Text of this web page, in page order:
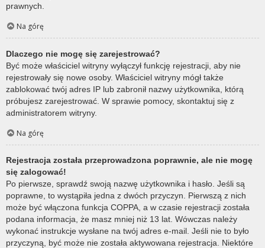
prawnych.
Na górę
Dlaczego nie mogę się zarejestrować?
Być może właściciel witryny wyłączył funkcję rejestracji, aby nie
rejestrowały się nowe osoby. Właściciel witryny mógł także
zablokować twój adres IP lub zabronił nazwy użytkownika, którą
próbujesz zarejestrować. W sprawie pomocy, skontaktuj się z
administratorem witryny.
Na górę
Rejestracja została przeprowadzona poprawnie, ale nie mogę
się zalogować!
Po pierwsze, sprawdź swoją nazwę użytkownika i hasło. Jeśli są
poprawne, to wystąpiła jedna z dwóch przyczyn. Pierwszą z nich
może być włączona funkcja COPPA, a w czasie rejestracji została
podana informacja, że masz mniej niż 13 lat. Wówczas należy
wykonać instrukcje wysłane na twój adres e-mail. Jeśli nie to było
przyczyną, być może nie została aktywowana rejestracja. Niektóre